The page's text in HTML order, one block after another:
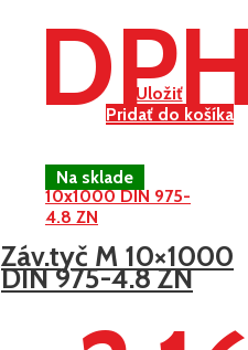
Uložiť
Pridať do košíka
Záv.tyč M 10×1000
DIN 975-4.8 ZN